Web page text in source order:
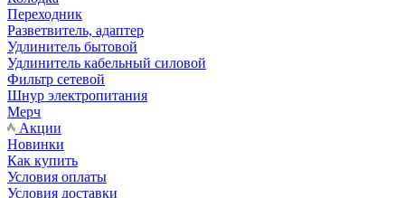
Переходник
Разветвитель, адаптер
Удлинитель бытовой
Удлинитель кабельный силовой
Фильтр сетевой
Шнур электропитания
Мерч
Акции
Новинки
Как купить
Условия оплаты
Условия доставки